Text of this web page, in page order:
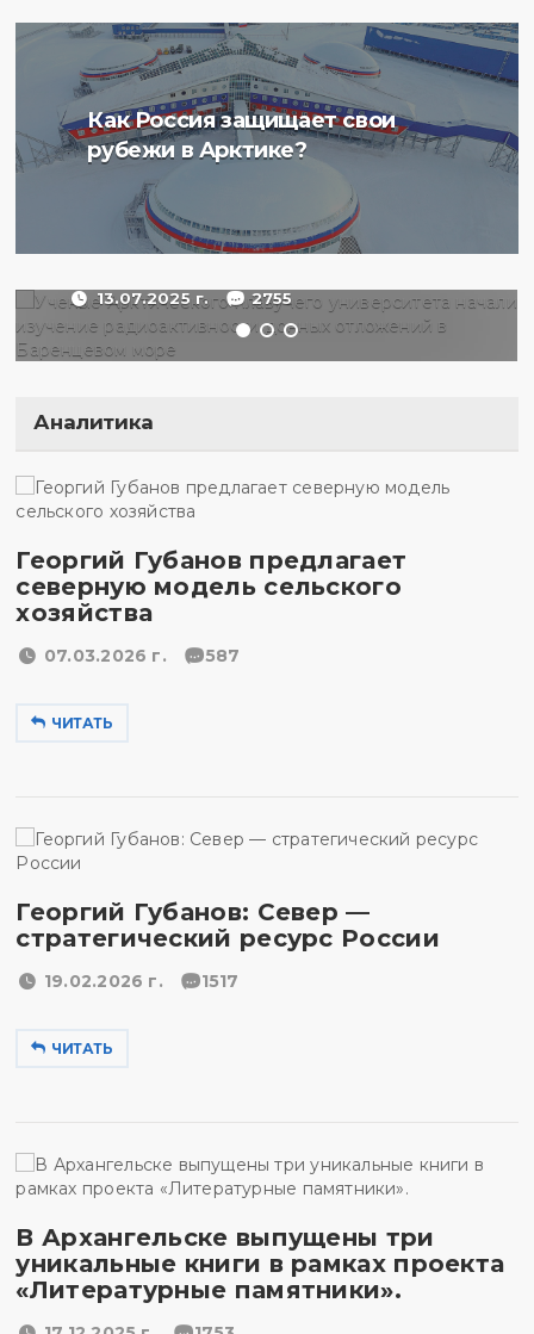
Как Россия защищает свои
рубежи в Арктике?
Ученые Арктического
плавучего университета
радиоактивности донных
отложений в Баренцевом
13.07.2025 г. 2755
Аналитика
Георгий Губанов предлагает
северную модель сельского
хозяйства
07.03.2026 г. 587
ЧИТАТЬ
Георгий Губанов: Север —
стратегический ресурс России
19.02.2026 г. 1517
ЧИТАТЬ
В Архангельске выпущены три
уникальные книги в рамках проекта
«Литературные памятники».